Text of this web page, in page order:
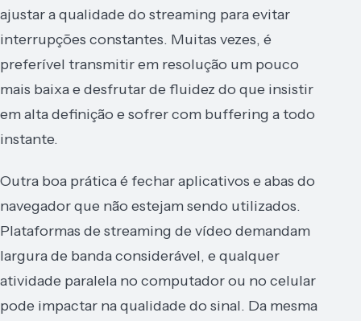
ajustar a qualidade do streaming para evitar
interrupções constantes. Muitas vezes, é
preferível transmitir em resolução um pouco
mais baixa e desfrutar de fluidez do que insistir
em alta definição e sofrer com buffering a todo
instante.
Outra boa prática é fechar aplicativos e abas do
navegador que não estejam sendo utilizados.
Plataformas de streaming de vídeo demandam
largura de banda considerável, e qualquer
atividade paralela no computador ou no celular
pode impactar na qualidade do sinal. Da mesma